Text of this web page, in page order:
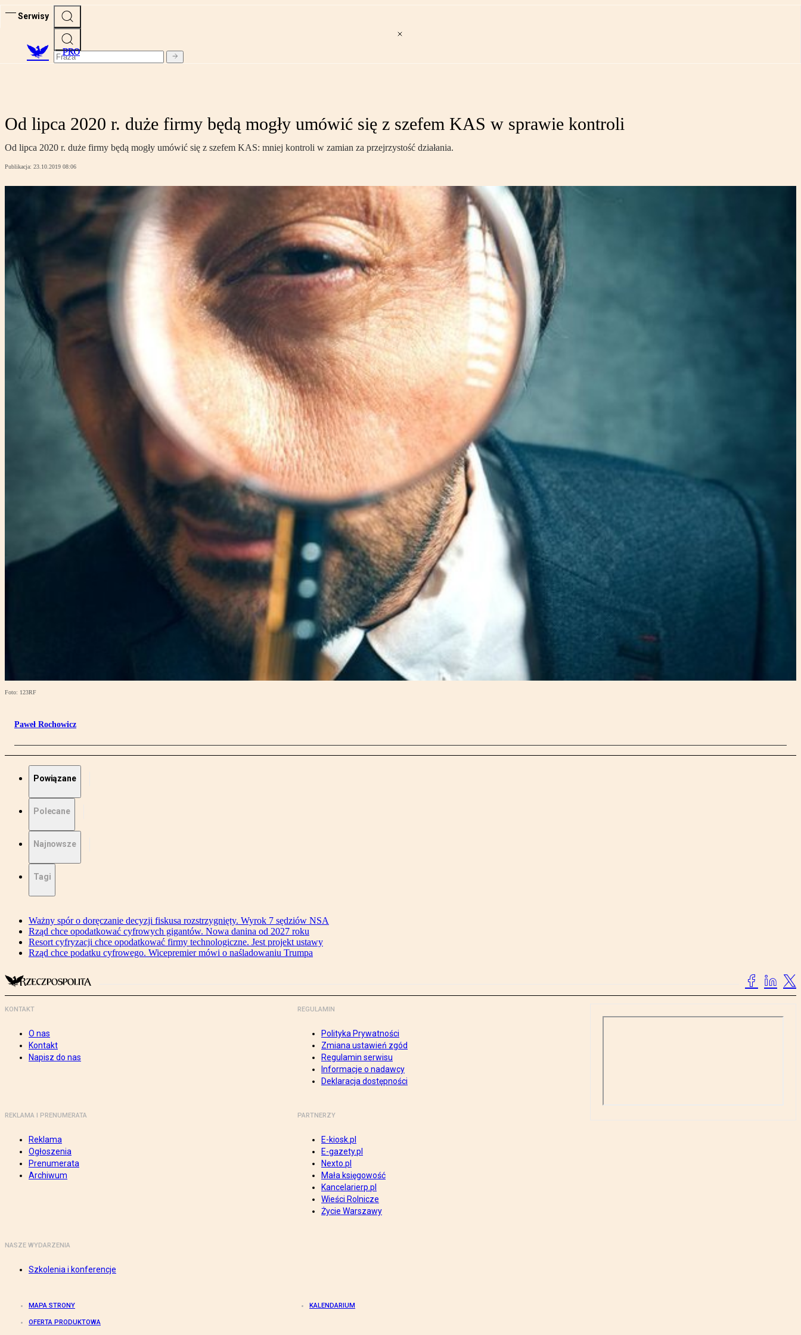
Serwisy
PRO
Od lipca 2020 r. duże firmy będą mogły umówić się z szefem KAS w sprawie kontroli
Od lipca 2020 r. duże firmy będą mogły umówić się z szefem KAS: mniej kontroli w zamian za przejrzystość działania.
Publikacja: 23.10.2019 08:06
Foto: 123RF
Paweł Rochowicz
Powiązane
Polecane
Najnowsze
Tagi
Ważny spór o doręczanie decyzji fiskusa rozstrzygnięty. Wyrok 7 sędziów NSA
Rząd chce opodatkować cyfrowych gigantów. Nowa danina od 2027 roku
Resort cyfryzacji chce opodatkować firmy technologiczne. Jest projekt ustawy
Rząd chce podatku cyfrowego. Wicepremier mówi o naśladowaniu Trumpa
KONTAKT
O nas
Kontakt
Napisz do nas
REGULAMIN
Polityka Prywatności
Zmiana ustawień zgód
Regulamin serwisu
Informacje o nadawcy
Deklaracja dostępności
REKLAMA I PRENUMERATA
Reklama
Ogłoszenia
Prenumerata
Archiwum
PARTNERZY
E-kiosk.pl
E-gazety.pl
Nexto.pl
Mała księgowość
Kancelarierp.pl
Wieści Rolnicze
Życie Warszawy
NASZE WYDARZENIA
Szkolenia i konferencje
MAPA STRONY KALENDARIUM
OFERTA PRODUKTOWA